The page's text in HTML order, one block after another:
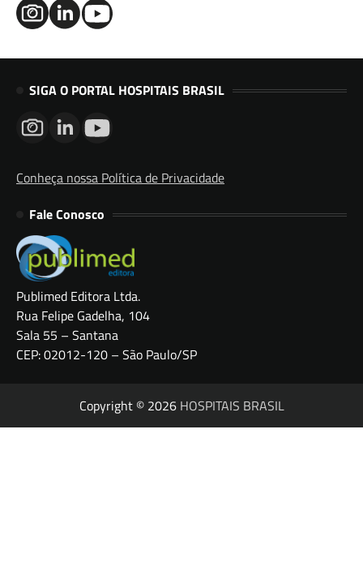
SIGA O PORTAL HOSPITAIS BRASIL
Conheça nossa Política de Privacidade
Fale Conosco
Publimed Editora Ltda.
Rua Felipe Gadelha, 104
Sala 55 – Santana
CEP: 02012-120 – São Paulo/SP
Copyright © 2026 HOSPITAIS BRASIL